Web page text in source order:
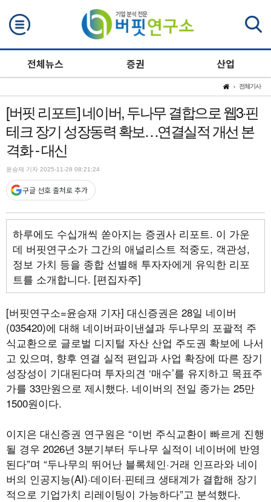
전체뉴스 증권 산업
전체기사
[버핏 리포트] 네이버, 두나무 결합으로 웹3·핀
테크 장기 성장동력 확보…연결실적 개선 본
격화 - 대신
윤승재 기자 2025-11-28 08:21:24
구글 선호 출처로 추가
하루에도 수십개씩 쏟아지는 증권사 리포트. 이 가운
데 버핏연구소가 그간의 애널리스트 적중도, 객관성,
정보 가치 등을 종합 선별해 투자자에게 유익한 리포
트를 소개합니다. [편집자주]
[버핏연구소=윤승재 기자] 대신증권은 28일 네이버
(035420)에 대해 네이버파이낸셜과 두나무의 포괄적 주
식교환으로 글로벌 디지털 자산 산업 주도권 확보에 나서
고 있으며, 향후 연결 실적 편입과 사업 확장에 따른 장기
성장성이 기대된다며 투자의견 ‘매수’를 유지하고 목표주
가를 33만원으로 제시했다. 네이버의 전일 종가는 25만
1500원이다.
이지은 대신증권 연구원은 “이번 주식교환이 빠르게 진행
될 경우 2026년 3분기부터 두나무 실적이 네이버에 반영
된다”며 “두나무의 뛰어난 블록체인·거래 인프라와 네이
버의 인공지능(AI)·데이터·핀테크 생태계가 결합해 장기
적으로 기업가치 리레이팅이 가능하다”고 분석했다.
검색